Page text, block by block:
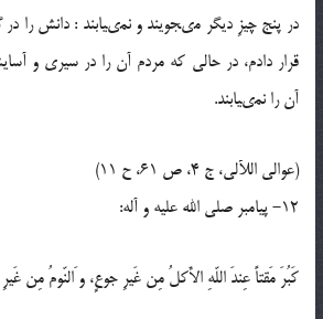
در پنج چيزِ ديگر مى‏جويند و نمى‏يابند : دانش را
قرار دادم، در حالى كه مردم آن را در سيرى و
آن را نمى‏يابند.
(عوالي اللآلي، ج 4، ص 61، ح 11)
12- پيامبر صلى الله عليه و آله:
كَبُرَ مَقتاً عِندَ اللّه‏ِ الأَكلُ مِن غَيرِ جوعٍ، و َالنّومُ مِن